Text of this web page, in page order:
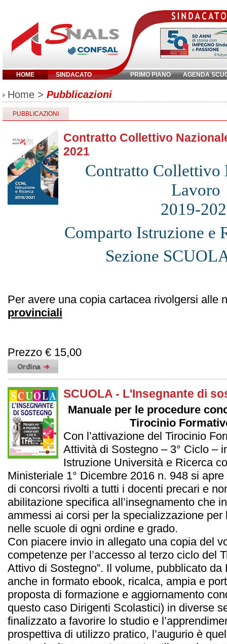
HOME SINDACATO PRIMO PIANO AGENDA
Inserisci parola chiave:
Home > Pubblicazioni
PUBBLICAZIONI
Contratto Collettivo
2021
Contratto Collettivo
Lavoro
2019-
Comparto Istruzione e
Sezione
Per avere una copia cartacea rivolgersi alle
provinciali
Prezzo € 15,00
SCUOLA - L'Insegnante di
Manuale per le procedure
Tirocinio
Con l’attivazione del Tirocinio
Attività di Sostegno – 3° Ciclo –
Istruzione Università e Ricerca
Ministeriale 1° Dicembre 2016 n. 948 si
di concorsi rivolti a tutti i docenti precari e
abilitazione specifica all’insegnamento che
ammessi ai corsi per la specializzazione
nelle scuole di ogni ordine e grado.
Con piacere invio in allegato una copia del
competenze per l’accesso al terzo ciclo del
Attivo di Sostegno”. Il volume, pubblicato
anche in formato ebook, ricalca, ampia e
proposta di formazione e aggiornamento
questo caso Dirigenti Scolastici) in diverse
finalizzato a favorire lo studio e
prospettiva di utilizzo pratico, l’augurio è